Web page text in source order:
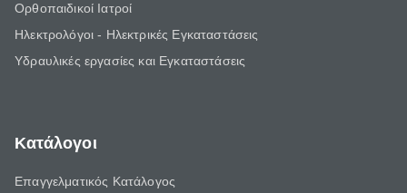
Ορθοπαιδικοί Ιατροί
Ηλεκτρολόγοι - Ηλεκτρικές Εγκαταστάσεις
Υδραυλικές εργασίες και Εγκαταστάσεις
Κατάλογοι
Επαγγελματικός Κατάλογος